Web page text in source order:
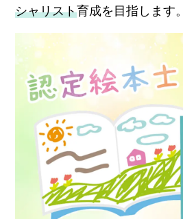
シャリスト育成を目指します。